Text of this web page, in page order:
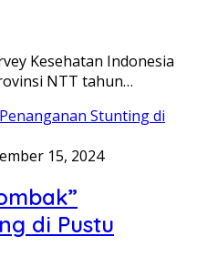
Kesehatan Indonesia
NTT tahun…
15, 2024
di Pustu